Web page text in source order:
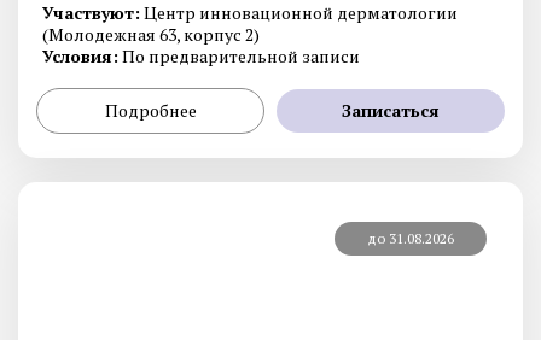
Участвуют: Центр инновационной дерматологии
(Молодежная 63, корпус 2)
Условия: По предварительной записи
Подробнее Записаться
до 31.08.2026